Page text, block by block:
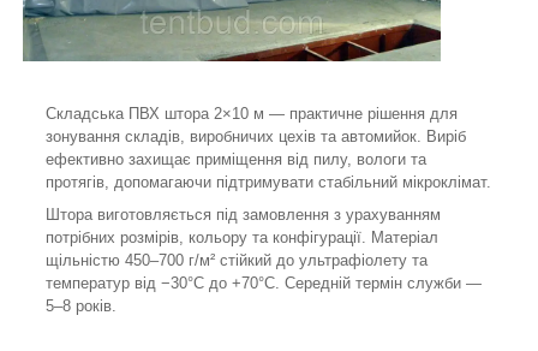
Складська ПВХ штора 2×10 м — практичне рішення для
зонування складів, виробничих цехів та автомийок. Виріб
ефективно захищає приміщення від пилу, вологи та
протягів, допомагаючи підтримувати стабільний мікроклімат.
Штора виготовляється під замовлення з урахуванням
потрібних розмірів, кольору та конфігурації. Матеріал
щільністю 450–700 г/м² стійкий до ультрафіолету та
температур від −30°С до +70°С. Середній термін служби —
5–8 років.